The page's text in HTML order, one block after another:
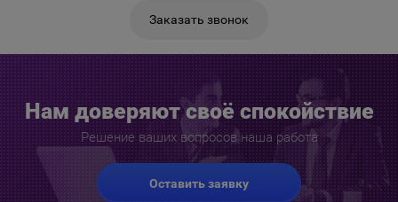
Заказать звонок
Нам доверяют своё спокойствие
Решение ваших вопросов наша работа
Оставить заявку